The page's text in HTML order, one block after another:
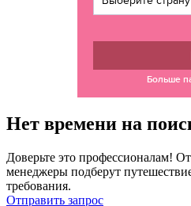
Больше
Нет времени на
Доверьте это профессионалам!
менеджеры подберут
требования.
Отправить запрос